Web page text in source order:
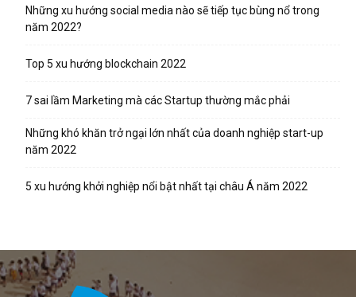
Những xu hướng social media nào sẽ tiếp tục bùng nổ trong
năm 2022?
Top 5 xu hướng blockchain 2022
7 sai lầm Marketing mà các Startup thường mắc phải
Những khó khăn trở ngại lớn nhất của doanh nghiệp start-up
năm 2022
5 xu hướng khởi nghiệp nổi bật nhất tại châu Á năm 2022